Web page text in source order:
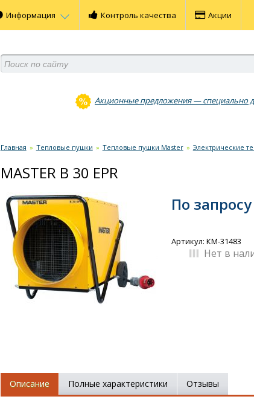
Информация Контроль качества Акции
Акционные предложения — специально
Главная » Тепловые пушки » Тепловые пушки Master » Электрические
MASTER B 30 EPR
По запросу
Артикул: КМ-31483
Нет в
Описание Полные характеристики Отзывы